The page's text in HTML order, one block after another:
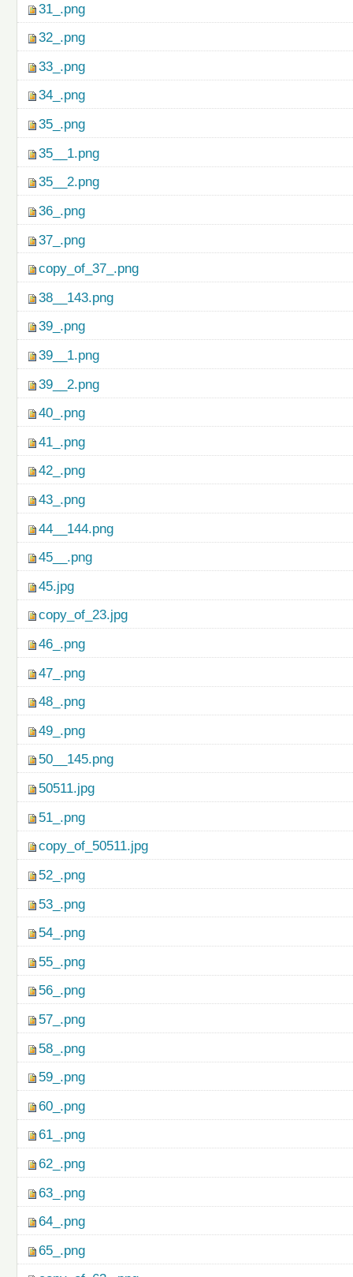
31_.png
32_.png
33_.png
34_.png
35_.png
35__1.png
35__2.png
36_.png
37_.png
copy_of_37_.png
38__143.png
39_.png
39__1.png
39__2.png
40_.png
41_.png
42_.png
43_.png
44__144.png
45__.png
45.jpg
copy_of_23.jpg
46_.png
47_.png
48_.png
49_.png
50__145.png
50511.jpg
51_.png
copy_of_50511.jpg
52_.png
53_.png
54_.png
55_.png
56_.png
57_.png
58_.png
59_.png
60_.png
61_.png
62_.png
63_.png
64_.png
65_.png